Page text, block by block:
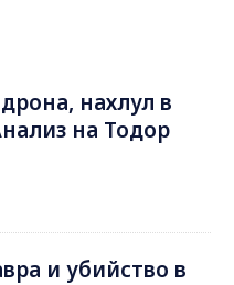
нахлул в
на Тодор
и убийство в